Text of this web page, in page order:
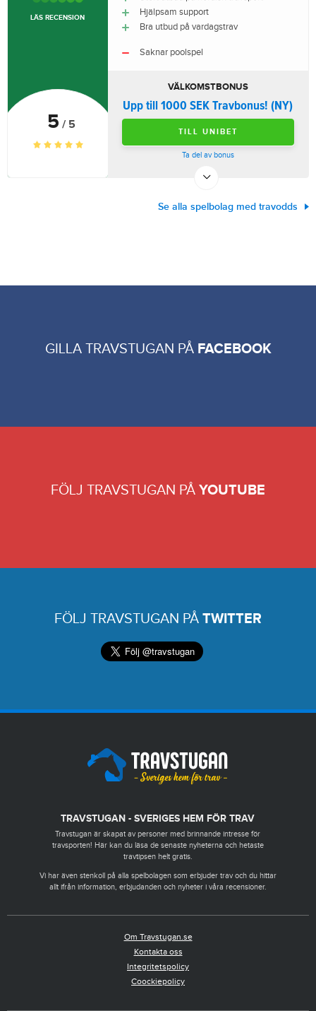
5 / 5
LÄS RECENSION
Hjälpsam support
Bra utbud på vardagstrav
Saknar poolspel
VÄLKOMSTBONUS
Upp till 1000 SEK Travbonus! (NY)
TILL UNIBET
Ta del av bonus
Se alla spelbolag med travodds
GILLA TRAVSTUGAN PÅ FACEBOOK
FÖLJ TRAVSTUGAN PÅ YOUTUBE
FÖLJ TRAVSTUGAN PÅ TWITTER
TRAVSTUGAN - SVERIGES HEM FÖR TRAV
Travstugan är skapat av personer med brinnande intresse för
travsporten! Här kan du läsa de senaste nyheterna och hetaste
travtipsen helt gratis.
Vi har även stenkoll på alla spelbolagen som erbjuder trav och du hittar
allt ifrån information, erbjudanden och nyheter i våra recensioner.
Om Travstugan.se
Kontakta oss
Integritetspolicy
Coockiepolicy